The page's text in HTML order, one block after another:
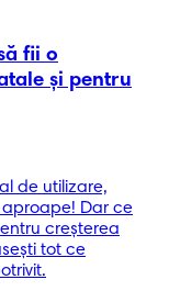
fii o
şi pentru
de utilizare,
Dar ce
creşterea
tot ce